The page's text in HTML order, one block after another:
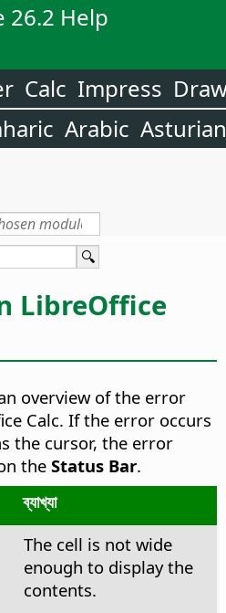
26.2 Help
Calc Impress
Arabic Asturian
LibreOffice
overview of the error
Calc. If the error occurs
the cursor, the error
the Status Bar.
ব্যাখ্যা
The cell is not wide
enough to display the
contents.